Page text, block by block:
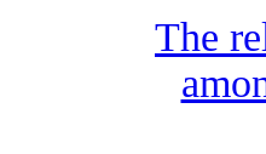
The